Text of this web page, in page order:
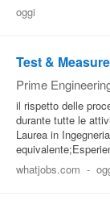
oggi
Test &
Prime
il rispetto delle
durante tutte le
Laurea in Ingegneria
whatjobs.com -